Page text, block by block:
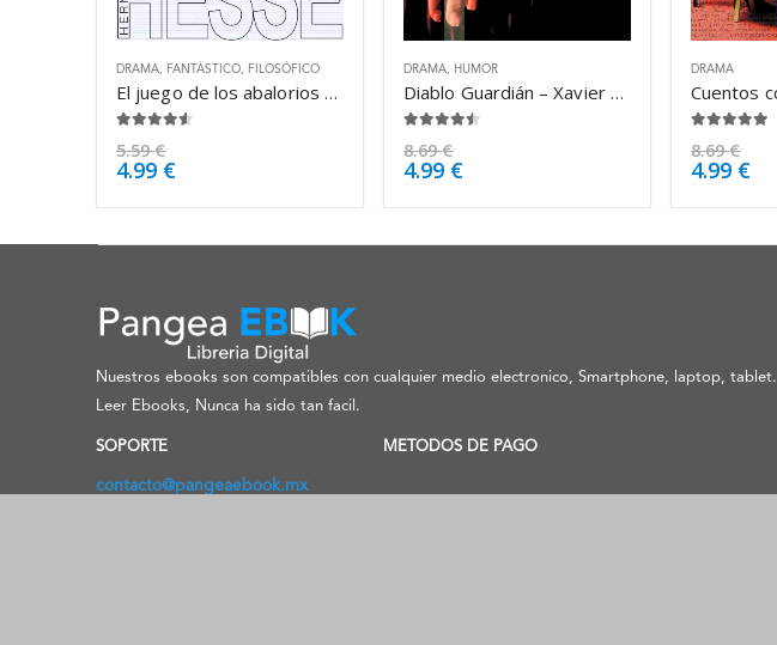
DRAMA FANTÁSTICO FILOSÓFICO
El juego de los abalorios – Hermann Hesse
5.59€
4.99 €
DRAMA HUMOR
Diablo Guardián – Xavier Velasco
8.69€
4.99 €
DRAMA
8.69€
4.99 €
Nuestros ebooks son compatibles con cualquier medio electronico, Smartphone, laptop, tablet.
Leer Ebooks, Nunca ha sido tan facil.
SOPORTE
contacto@pangeaebook.mx
METODOS DE PAGO